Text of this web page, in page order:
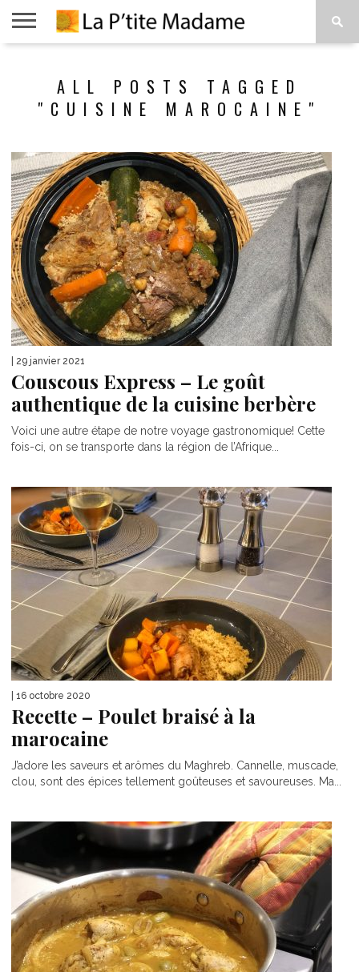
VIVRE
PROPOSALL POSTS TAGGED
"CUISINE MAROCAINE"
| 29 janvier 2021
Couscous Express – Le goût
authentique de la cuisine berbère
Voici une autre étape de notre voyage gastronomique! Cette
fois-ci, on se transporte dans la région de l’Afrique...
| 16 octobre 2020
Recette – Poulet braisé à la
marocaine
J’adore les saveurs et arômes du Maghreb. Cannelle, muscade,
clou, sont des épices tellement goûteuses et savoureuses. Ma...